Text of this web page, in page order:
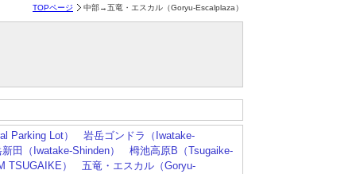
TOPページ 中部→五竜・エスカル（Goryu-Escalplaza）
Parking Lot）
岩岳ゴンドラ（Iwatake-
田（Iwatake-Shinden）
栂池高原B（Tsugaike-
TSUGAIKE）
五竜・エスカル（Goryu-